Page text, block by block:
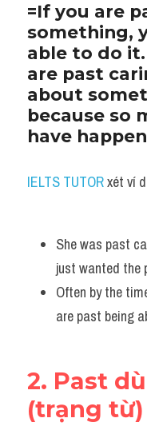
=If you are
something,
able to do
are past
about
because so
have
IELTS TUTOR xét ví
She was past
just wanted the
Often by the
are past being
2. Past
(trạng từ)